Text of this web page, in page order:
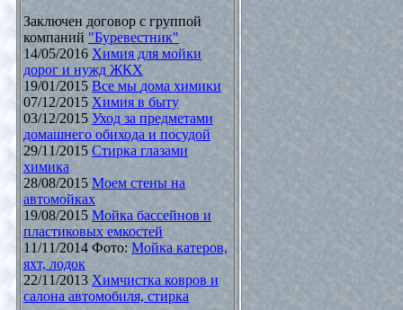
Заключен договор с группой
компаний "Буревестник"
14/05/2016 Химия для мойки
дорог и нужд ЖКХ
19/01/2015
Все мы дома химики
07/12/2015 Химия в быту
03/12/2015 Уход за предметами
домашнего обихода и посудой
29/11/2015 Стирка глазами
химика
28/08/2015 Моем стены на
автомойках
19/08/2015 Мойка бассейнов и
пластиковых емкостей
11/11/2014 Фото: Мойка катеров,
яхт, лодок
22/11/2013 Химчистка ковров и
салона автомобиля, стирка